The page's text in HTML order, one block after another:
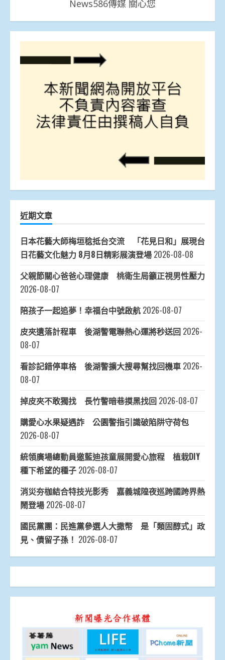
News586傳媒 關心您
近期文章
日本花藝大師梅垣稔抵台交流 「花見日和」展現台
日花藝文化魅力 8月8日精彩展演登場 2026-08-08
父親節關心爸爸心理健康 桃衛生局籲正視男性壓力
2026-08-07
陪孩子一起追夢！幸福台中號啟航 2026-08-07
皮夾遺落計程車 後湖警電聯熱心運將秒送回 2026-
08-07
看診記錯停車格 後湖警擴大搜尋幫找回機車 2026-
08-07
掉皮夾不敢獨找 長竹警暗巷摸黑找回 2026-08-07
購愛心水果疑遇詐 公園警指引識破陷阱守荷包
2026-08-07
統領廣場總動員邀藍迪孩童展開愛心旅程 植栽DIY
種下希望的種子 2026-08-07
消災夯枷結合特技光影秀 嘉義城隍夜巡跨國跨界熱
鬧登場 2026-08-07
國民黨團：民進黨參選人大撒幣 是「類固醇式」政
見、債留子孫！ 2026-08-07